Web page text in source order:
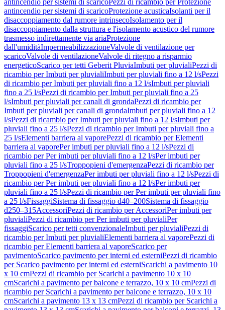
antincendio per sistemi di scaricoPezzi di ricambio per Protezione
antincendio per sistemi di scaricoProtezione acusticaIsolanti per il
disaccoppiamento dal rumore intrinsecoIsolamento per il
disaccoppiamento dalla struttura e l'isolamento acustico del rumore
trasmesso indirettamente via ariaProtezione
dall'umiditàImpermeabilizzazioneValvole di ventilazione per
scaricoValvole di ventilazioneValvole di ritegno a risparmio
energeticoScarico per tetti Geberit PluviaImbuti per pluvialiPezzi di
ricambio per Imbuti per pluvialiImbuti per pluviali fino a 12 l/sPezzi
di ricambio per Imbuti per pluviali fino a 12 l/sImbuti per pluviali
fino a 25 l/sPezzi di ricambio per Imbuti per pluviali fino a 25
l/sImbuti per pluviali per canali di grondaPezzi di ricambio per
Imbuti per pluviali per canali di grondaImbuti per pluviali fino a 12
l/sPezzi di ricambio per Imbuti per pluviali fino a 12 l/sImbuti per
pluviali fino a 25 l/sPezzi di ricambio per Imbuti per pluviali fino a
25 l/sElementi barriera al vaporePezzi di ricambio per Elementi
barriera al vaporePer imbuti per pluviali fino a 12 l/sPezzi di
ricambio per Per imbuti per pluviali fino a 12 l/sPer imbuti per
pluviali fino a 25 l/sTroppopieni d'emergenzaPezzi di ricambio per
Troppopieni d'emergenzaPer imbuti per pluviali fino a 12 l/sPezzi di
ricambio per Per imbuti per pluviali fino a 12 l/sPer imbuti per
pluviali fino a 25 l/sPezzi di ricambio per Per imbuti per pluviali fino
a 25 l/sFissaggiSistema di fissaggio d40–200Sistema di fissaggio
d250–315AccessoriPezzi di ricambio per AccessoriPer imbuti per
pluvialiPezzi di ricambio per Per imbuti per pluvialiPer
fissaggiScarico per tetti convenzionaleImbuti per pluvialiPezzi di
ricambio per Imbuti per pluvialiElementi barriera al vaporePezzi di
ricambio per Elementi barriera al vaporeScarico per
pavimentoScarico pavimento per interni ed esterniPezzi di ricambio
per Scarico pavimento per interni ed esterniScarichi a pavimento 10
x 10 cmPezzi di ricambio per Scarichi a pavimento 10 x 10
cmScarichi a pavimento per balcone e terrazzo, 10 x 10 cmPezzi di
ricambio per Scarichi a pavimento per balcone e terrazzo, 10 x 10
cmScarichi a pavimento 13 x 13 cmPezzi di ricambio per Scarichi a